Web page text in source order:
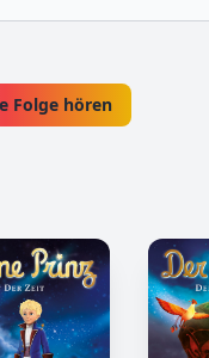
Folge hören